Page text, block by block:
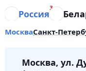
Россия
3
МоскваСанкт-
Москва, ул.